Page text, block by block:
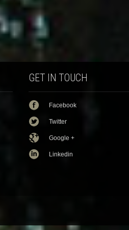
GET IN TOUCH
Facebook
Twitter
Google +
Linkedin